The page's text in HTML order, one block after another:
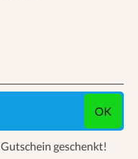
OK
geschenkt!